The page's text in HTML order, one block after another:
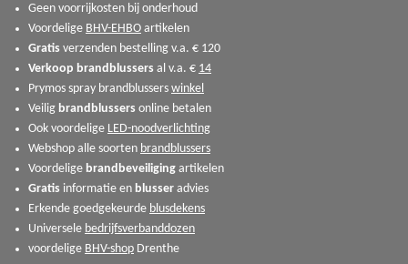
Geen voorrijkosten bij onderhoud
Voordelige BHV-EHBO artikelen
Gratis verzenden bestelling v.a. € 120
Verkoop brandblussers al v.a. € 14
Prymos spray brandblussers winkel
Veilig brandblussers online betalen
Ook voordelige LED-noodverlichting
Webshop alle soorten brandblussers
Voordelige brandbeveiliging artikelen
Gratis informatie en blusser advies
Erkende goedgekeurde blusdekens
Universele bedrijfsverbanddozen
voordelige BHV-shop Drenthe